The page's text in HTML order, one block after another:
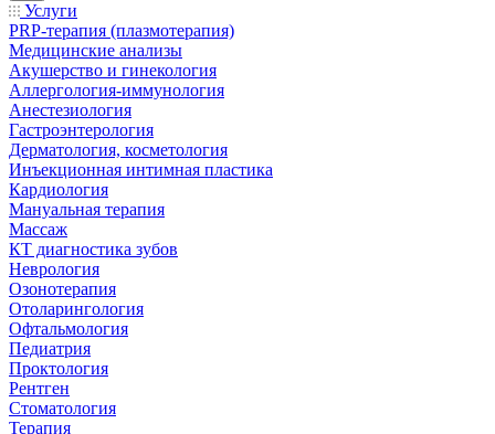
Услуги
PRP-терапия (плазмотерапия)
Медицинские анализы
Акушерство и гинекология
Аллергология-иммунология
Анестезиология
Гастроэнтерология
Дерматология, косметология
Инъекционная интимная пластика
Кардиология
Мануальная терапия
Массаж
КТ диагностика зубов
Неврология
Озонотерапия
Отоларингология
Офтальмология
Педиатрия
Проктология
Рентген
Стоматология
Терапия